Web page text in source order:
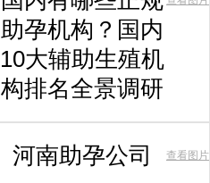
助孕机构？国内
10大辅助生殖机
构排名全景调研
河南助孕公司 查看图片